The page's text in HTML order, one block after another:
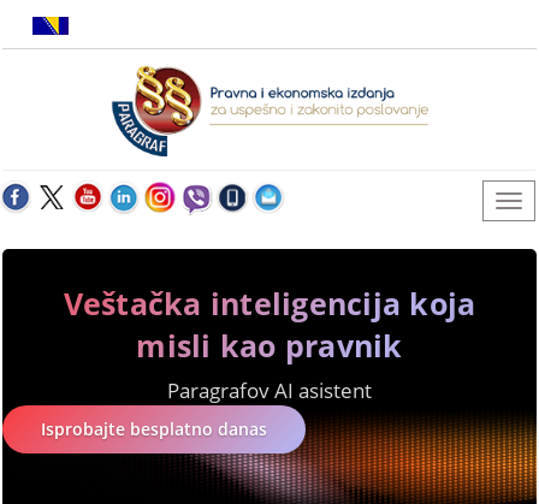
Veštačka inteligencija koja
misli kao pravnik
Paragrafov AI asistent
Isprobajte besplatno danas